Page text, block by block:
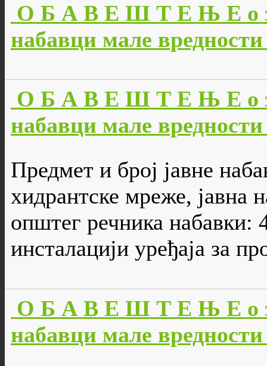
О Б А В Е Ш Т Е Њ Е о
набавци мале
О Б А В Е Ш Т Е Њ Е о
набавци мале
Предмет и број јавне
хидрантске мреже,
општег речника набавки:
инсталацији уређаја за
О Б А В Е Ш Т Е Њ Е о
набавци мале